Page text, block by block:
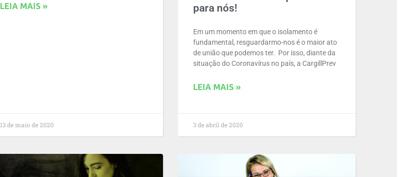
LEIA MAIS »
13 de maio de 2020
para nós!
Em um momento em que o isolamento é
fundamental, resguardarmo-nos é o maior ato
de união que podemos ter. Por isso, diante da
situação do Coronavírus no país, a CargillPrev
LEIA MAIS »
3 de abril de 2020